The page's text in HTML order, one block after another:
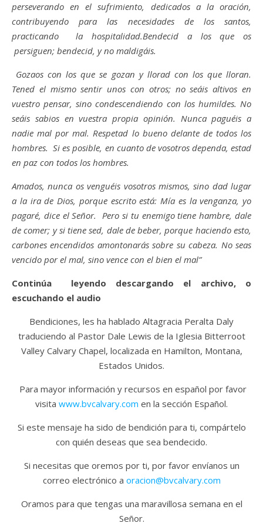
perseverando en el sufrimiento, dedicados a la oración,
contribuyendo para las necesidades de los santos,
practicando
la hospitalidad.Bendecid a los que os
persiguen; bendecid, y no maldigáis.
Gozaos con los que se gozan y llorad con los que lloran.
Tened el mismo sentir unos con otros; no seáis altivos en
vuestro pensar, sino condescendiendo con los humildes. No
seáis sabios en vuestra propia opinión. Nunca paguéis a
nadie mal por mal. Respetad lo bueno delante de todos los
hombres. Si es posible, en cuanto de vosotros dependa, estad
en paz con todos los hombres.
Amados, nunca os venguéis vosotros mismos, sino dad lugar
a la ira de Dios, porque escrito está: Mía es la venganza, yo
pagaré, dice el Señor. Pero si tu enemigo tiene hambre, dale
de comer; y si tiene sed, dale de beber, porque haciendo esto,
carbones encendidos amontonarás sobre su cabeza. No seas
vencido por el mal, sino vence con el bien el mal”
Continúa leyendo descargando el archivo, o
escuchando el audio
Bendiciones, les ha hablado Altagracia Peralta Daly
traduciendo al Pastor Dale Lewis de la Iglesia Bitterroot
Valley Calvary Chapel, localizada en Hamilton, Montana,
Estados Unidos.
Para mayor información y recursos en español por favor
visita www.bvcalvary.com en la sección Español.
Si este mensaje ha sido de bendición para ti, compártelo
con quién deseas que sea bendecido.
Si necesitas que oremos por ti, por favor envíanos un
correo electrónico a oracion@bvcalvary.com
Oramos para que tengas una maravillosa semana en el
Señor.